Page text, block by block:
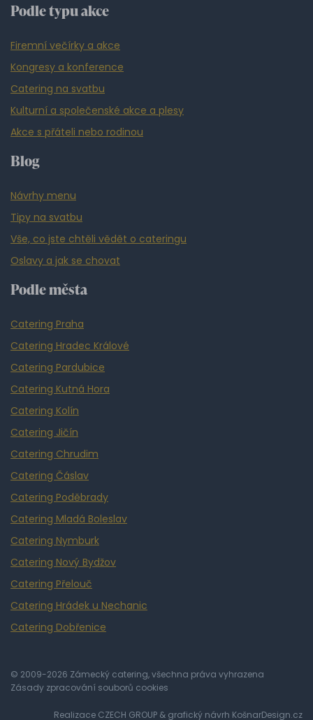
Podle typu akce
Firemní večírky a akce
Kongresy a konference
Catering na svatbu
Kulturní a společenské akce a plesy
Akce s přáteli nebo rodinou
Blog
Návrhy menu
Tipy na svatbu
Vše, co jste chtěli vědět o cateringu
Oslavy a jak se chovat
Podle města
Catering Praha
Catering Hradec Králové
Catering Pardubice
Catering Kutná Hora
Catering Kolín
Catering Jičín
Catering Chrudim
Catering Čáslav
Catering Poděbrady
Catering Mladá Boleslav
Catering Nymburk
Catering Nový Bydžov
Catering Přelouč
Catering Hrádek u Nechanic
Catering Dobřenice
© 2009-2026 Zámecký catering, všechna práva vyhrazena
Zásady zpracování souborů cookies
Realizace CZECH GROUP & grafický návrh KošnarDesign.cz